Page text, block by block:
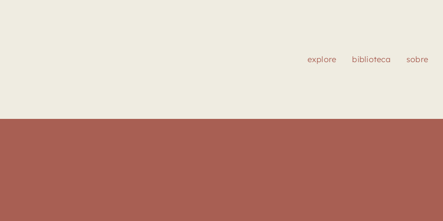
explore biblioteca sobre